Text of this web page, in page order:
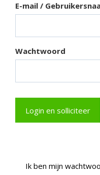
E-mail /
Wachtwoord
Ik ben mijn